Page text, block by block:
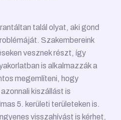
talál olyat, aki gond
Szakembereink
vesznek részt, így
is alkalmazzák a
megemlíteni, hogy
kiszállást is
5. kerületi területeken is.
visszahívást is kérhet,